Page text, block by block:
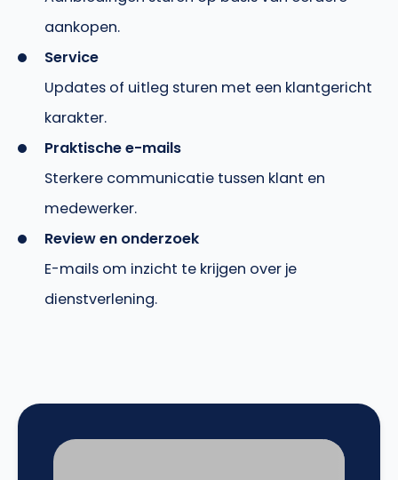
aankopen.
Service
Updates of uitleg sturen met een klantgericht
karakter.
Praktische e-mails
Sterkere communicatie tussen klant en
medewerker.
Review en onderzoek
E-mails om inzicht te krijgen over je
dienstverlening.